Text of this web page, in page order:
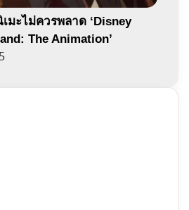
มะไม่ควรพลาด ‘Disney
The Animation’